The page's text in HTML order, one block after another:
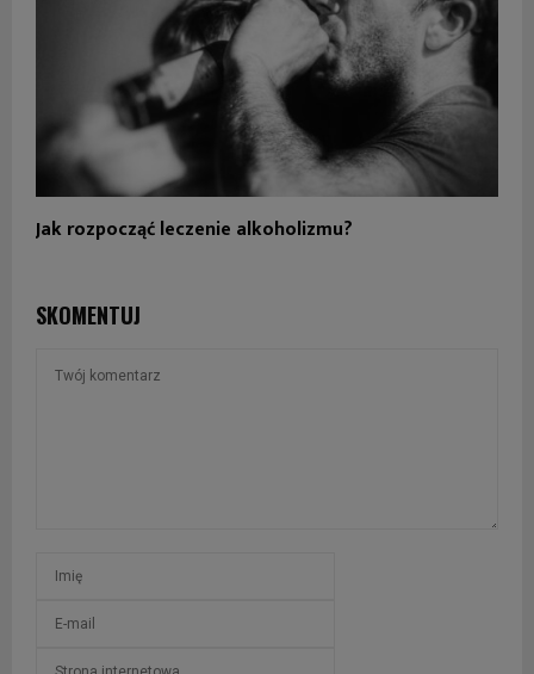
Jak rozpocząć leczenie alkoholizmu?
SKOMENTUJ